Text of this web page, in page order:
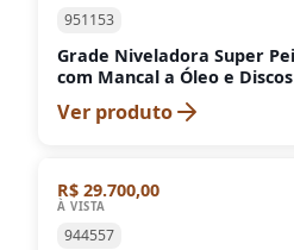
951153
Grade Niveladora Super
com Mancal a Óleo e
Ver produto
R$ 29.700,00
À VISTA
944557